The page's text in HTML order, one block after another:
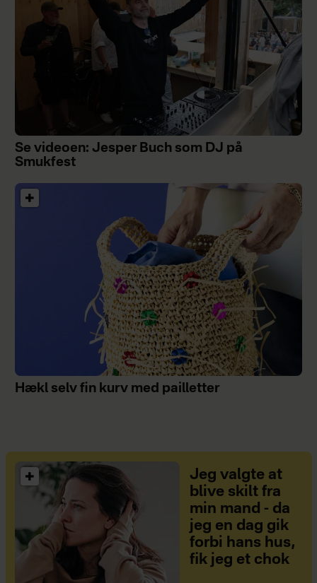
Se videoen: Jesper Buch som DJ på
Smukfest
Hækl selv fin kurv med pailletter
Jeg valgte at
blive skilt fra
min mand - da
jeg en dag gik
forbi hans hus,
fik jeg et chok